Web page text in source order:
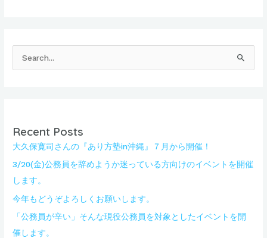
Recent Posts
大久保寛司さんの『あり方塾in沖縄』７月から開催！
3/20(金)公務員を辞めようか迷っている方向けのイベントを開催
します。
今年もどうぞよろしくお願いします。
「公務員が辛い」そんな現役公務員を対象としたイベントを開
催します。